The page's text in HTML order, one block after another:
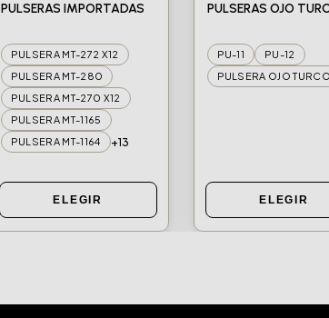
PULSERAS IMPORTADAS
PULSERA MT-272 X12
PULSERA MT-280
PULSERA MT-270 X12
PULSERA MT-1165
PULSERA MT-1164
+13
ELEGIR
PULSERAS OJO
PU-11
PU-12
PULSERA OJO TURCO
ELEGIR